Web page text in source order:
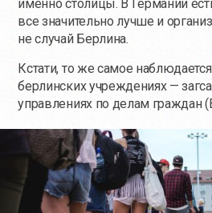
именно столицы. В Германии
все значительно лучше и
не случай Берлина.
Кстати, то же самое
берлинских учреждениях —
управлениях по делам граждан